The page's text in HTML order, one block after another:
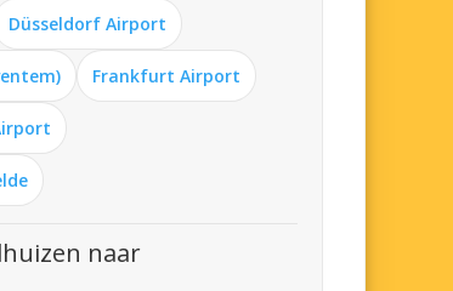
Düsseldorf Airport
Frankfurt Airport
naar